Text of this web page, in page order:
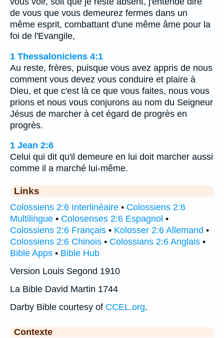
de vous que vous demeurez fermes dans un
même esprit, combattant d'une même âme pour la
foi de l'Evangile,
1 Thessaloniciens 4:1
Au reste, frères, puisque vous avez appris de nous
comment vous devez vous conduire et plaire à
Dieu, et que c'est là ce que vous faites, nous vous
prions et nous vous conjurons au nom du Seigneur
Jésus de marcher à cet égard de progrès en
progrès.
1 Jean 2:6
Celui qui dit qu'il demeure en lui doit marcher aussi
comme il a marché lui-même.
Links
Colossiens 2:6 Interlinéaire • Colossiens 2:6
Multilingue • Colosenses 2:6 Espagnol •
Colossiens 2:6 Français • Kolosser 2:6 Allemand •
Colossiens 2:6 Chinois • Colossians 2:6 Anglais •
Bible Apps • Bible Hub
Version Louis Segond 1910
La Bible David Martin 1744
Darby Bible courtesy of CCEL.org.
Contexte